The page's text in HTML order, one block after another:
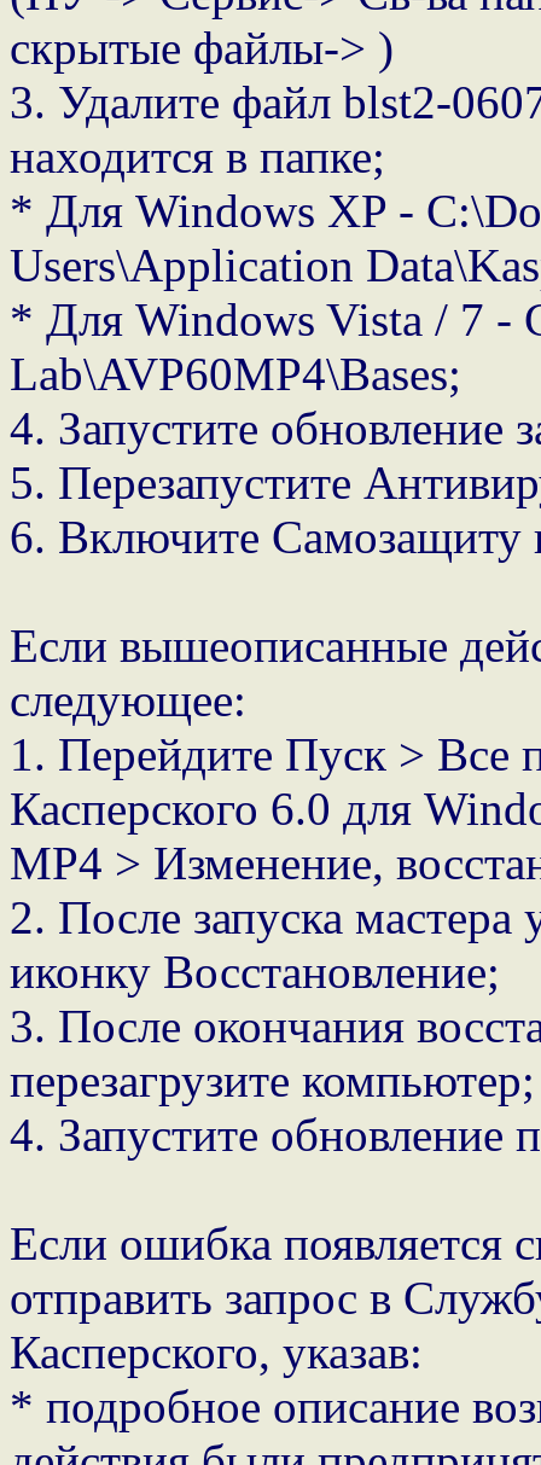
скрытые файлы-> )
3. Удалите файл blst2-
находится в папке;
* Для Windows XP -
Users\Application
* Для Windows Vista / 7 -
Lab\AVP60MP4\Bases;
4. Запустите обновление
5. Перезапустите
6. Включите Самозащиту
Если вышеописанные
следующее:
1. Перейдите Пуск > Все
Касперского 6.0 для
MP4 > Изменение,
2. После запуска
иконку Восстановление;
3. После окончания
перезагрузите компьютер;
4. Запустите обновление
Если ошибка появляется
отправить запрос в
Касперского, указав:
* подробное описание